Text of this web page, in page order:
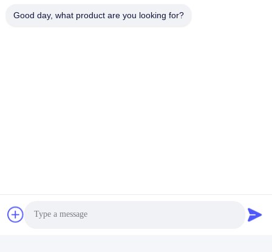
Πολιτική απορρήτου
Good day, what product are you looking for?